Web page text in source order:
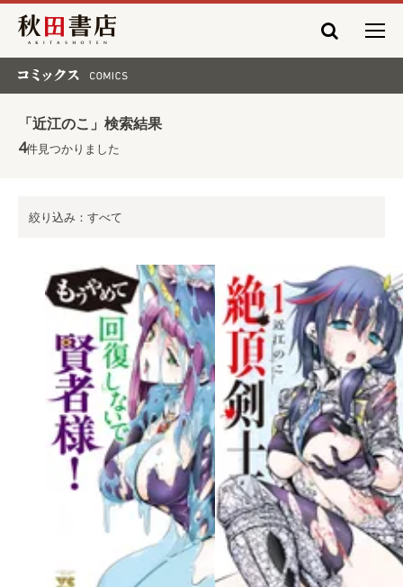
秋田書店
「近江のこ」検索結果
4件見つかりました
絞り込み：すべて